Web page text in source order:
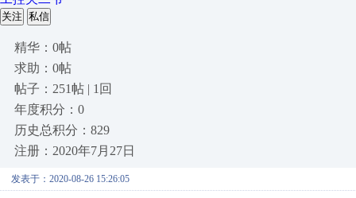
关注 私信
精华：0帖
求助：0帖
帖子：251帖 | 1回
年度积分：0
历史总积分：829
注册：2020年7月27日
发表于：2020-08-26 15:26:05